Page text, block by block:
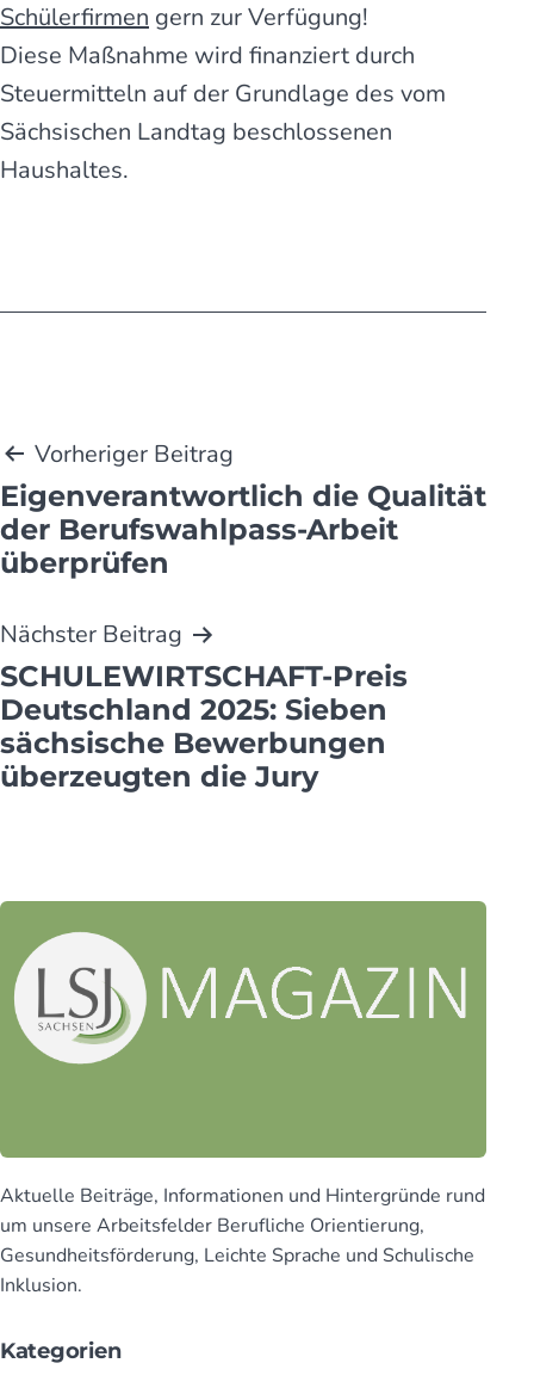
Schülerfirmen gern zur Verfügung!
Diese Maßnahme wird finanziert durch
Steuermitteln auf der Grundlage des vom
Sächsischen Landtag beschlossenen
Haushaltes.
Beitragsnavigation
Vorheriger Beitrag
Eigenverantwortlich die Qualität
der Berufs­wahl­pass-Arbeit
überprüfen
Nächster Beitrag
SCHULEWIRTSCHAFT-Preis
Deutschland 2025: Sieben
sächsische Bewer­bungen
überzeugten die Jury
Aktuelle Beiträge, Infor­mationen und Hinter­gründe rund
um unsere Arbeits­felder Beruf­liche Orien­tierung,
Gesund­heits­för­derung, Leichte Sprache und Schu­lische
Inklusion.
Kategorien